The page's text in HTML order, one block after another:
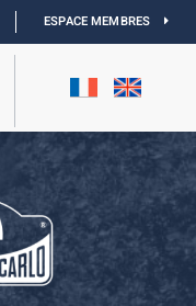
:DÉCOUVREZ
ESPACE MEMBRES